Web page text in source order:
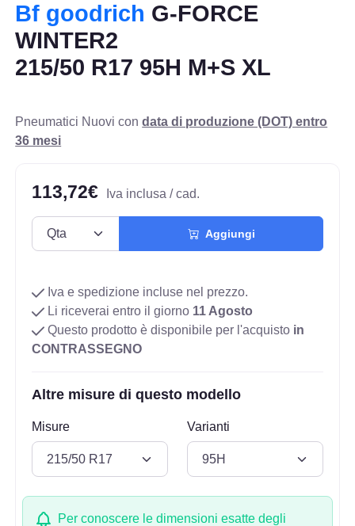
Bf goodrich G-FORCE
WINTER2
215/50 R17 95H M+S XL
Pneumatici Nuovi condata di produzione (DOT) entro
36 mesi
113,72€ Iva inclusa / cad.
Aggiungi
Iva e spedizione incluse nel prezzo.
Li riceverai entro il giorno 11 Agosto
Questo prodotto è disponibile per l'acquisto in
CONTRASSEGNO
Altre misure di questo modello
Misure Varianti
Per conoscere le dimensioni esatte degli